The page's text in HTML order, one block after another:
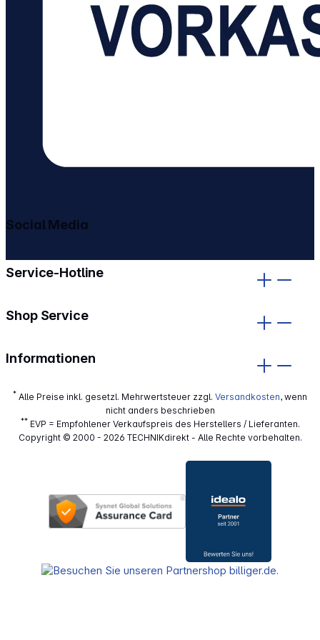
Service-Hotline
Shop Service
Informationen
Social Media
* Alle Preise inkl. gesetzl. Mehrwertsteuer zzgl. Versandkosten, wenn
nicht anders beschrieben
**EVP = Empfohlener Verkaufspreis des Herstellers / Lieferanten.
Copyright © 2000 - 2026 TECHNIKdirekt - Alle Rechte vorbehalten.